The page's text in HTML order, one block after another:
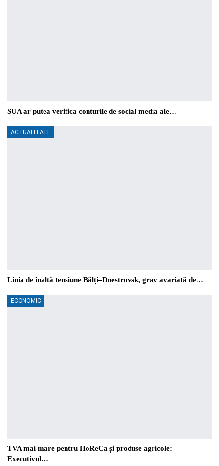
SUA ar putea verifica conturile de social media ale…
ACTUALITATE
Linia de înaltă tensiune Bălți–Dnestrovsk, grav avariată de…
ECONOMIC
TVA mai mare pentru HoReCa și produse agricole:
Executivul…